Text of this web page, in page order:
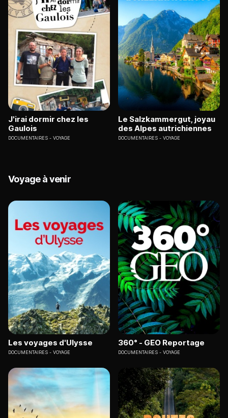
J'irai dormir chez les
Gaulois
DOCUMENTAIRES VOYAGE
Le Salzkammergut, joyau
des Alpes autrichiennes
DOCUMENTAIRES VOYAGE
Voyage à venir
Les voyages d'Ulysse
DOCUMENTAIRES VOYAGE
360° - GEO Reportage
DOCUMENTAIRES VOYAGE